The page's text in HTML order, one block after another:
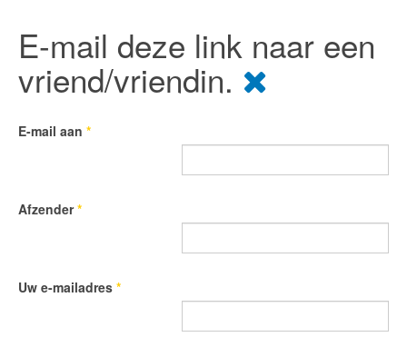
E-mail deze link naar een
vriend/vriendin.
E-mail aan *
Afzender*
Uw e-mailadres *